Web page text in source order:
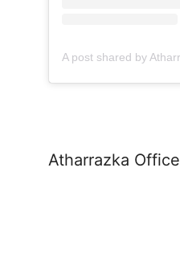
Atharrazka Office